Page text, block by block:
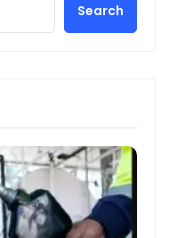
Search